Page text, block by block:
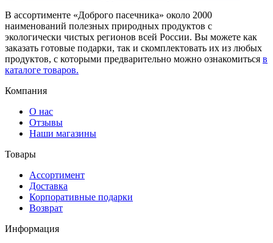
В ассортименте «Доброго пасечника» около 2000
наименований полезных природных продуктов с
экологически чистых регионов всей России. Вы можете как
заказать готовые подарки, так и скомплектовать их из любых
продуктов, с которыми предварительно можно ознакомиться в
каталоге товаров.
Компания
О нас
Отзывы
Наши магазины
Товары
Ассортимент
Доставка
Корпоративные подарки
Возврат
Информация